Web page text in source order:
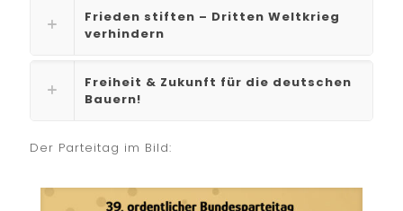
Frieden stiften – Dritten Weltkrieg
verhindern
Freiheit & Zukunft für die deutschen
Bauern!
Der Parteitag im Bild: